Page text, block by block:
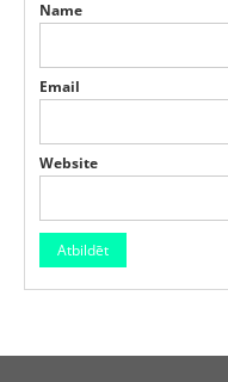
Name
Email
Website